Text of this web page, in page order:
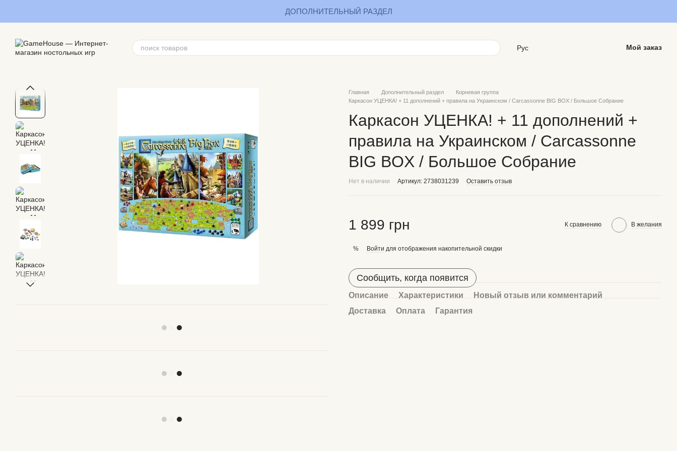
ДОПОЛНИТЕЛЬНЫЙ РАЗДЕЛ
Рус Мой заказ
Главная Дополнительный раздел
Корневая группа
Каркасон УЦЕНКА! + 11 дополнений + правила на Украинском / Carcassonne BIG BOX / Большое Собрание
Каркасон УЦЕНКА! + 11 дополнений +
правила на Украинском / Carcassonne
BIG BOX / Большое Собрание
Нет в наличии Артикул: 2738031239 Оставить отзыв
1 899 грн К сравнению В желания
% Войти для отображения накопительной скидки
Сообщить, когда появится
Описание Характеристики
Новый отзыв или комментарий
Доставка
Оплата Гарантия